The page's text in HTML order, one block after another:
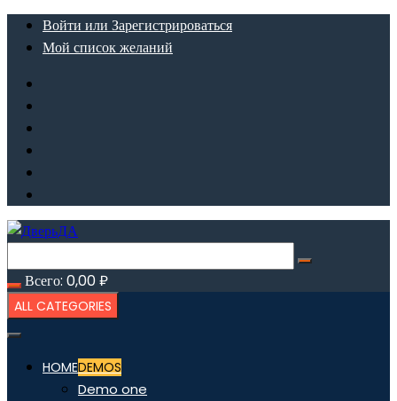
ПерейтиВойти или Зарегистрироваться
Мой список желаний
Всего: 0,00₽
ALL CATEGORIES
HOMEDEMOS
Demo one